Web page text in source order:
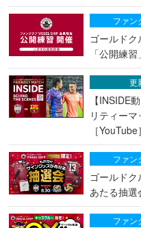
ゴールド
「公開練
ファン
【INSIDE
リティー
［YouTube］
更
ゴールド
あたる抽
ファン
ファン